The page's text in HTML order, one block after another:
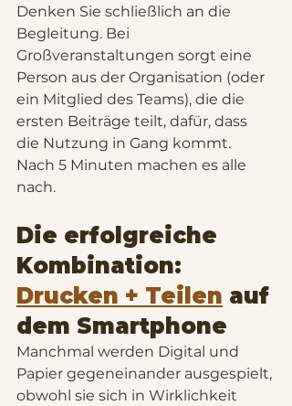
Denken Sie schließlich an die
Begleitung. Bei
Großveranstaltungen sorgt eine
Person aus der Organisation (oder
ein Mitglied des Teams), die die
ersten Beiträge teilt, dafür, dass
die Nutzung in Gang kommt.
Nach 5 Minuten machen es alle
nach.
Die erfolgreiche
Kombination:
Drucken + Teilen auf
dem Smartphone
Manchmal werden Digital und
Papier gegeneinander ausgespielt,
obwohl sie sich in Wirklichkeit